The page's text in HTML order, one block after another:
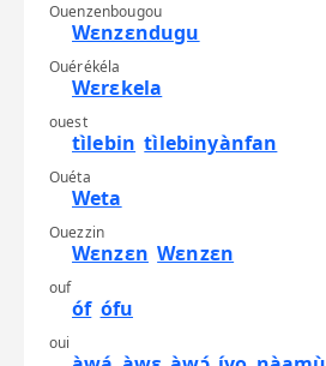
Ouenzenbougou
Wɛnzɛndugu
Ouérékéla
Wɛrɛkela
ouest
tìlebin tìlebinyànfan
Ouéta
Weta
Ouezzin
Wɛnzɛn Wɛnzɛn
ouf
óf ófu
oui